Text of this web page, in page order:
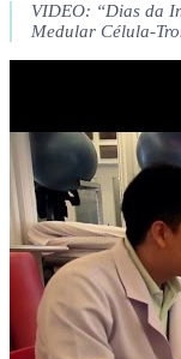
VIDEO: “Dias da
Medular Célula-